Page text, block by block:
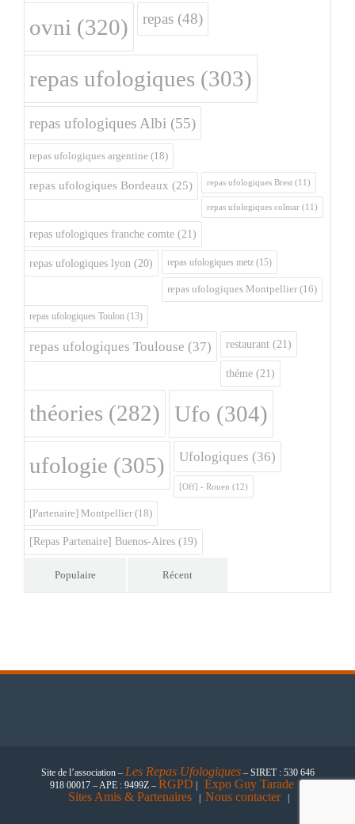
ovni (320) repas (48)
repas ufologiques (303)
repas ufologiques Albi (55)
repas ufologiques argentine (18)
repas ufologiques Bordeaux (25) repas ufologiques Brest (11)
repas ufologiques colmar (11)
repas ufologiques franche comte (21)
repas ufologiques lyon (20) repas ufologiques metz (15)
repas ufologiques Montpellier (16)
repas ufologiques Toulon (13)
repas ufologiques Toulouse (37) restaurant (21)
théme (21)
théories (282) Ufo (304)
ufologie (305) Ufologiques (36)
[Off] - Rouen (12)
[Partenaire] Montpellier (18)
[Repas Partenaire] Buenos-Aires (19)
Populaire Récent
Site de l’association – Les Repas Ufologiques– SIRET : 530 646
918 00017 – APE : 9499Z – RGPD Expo Guy Tarade
Sites Amis & Partenaires Nous contacter|